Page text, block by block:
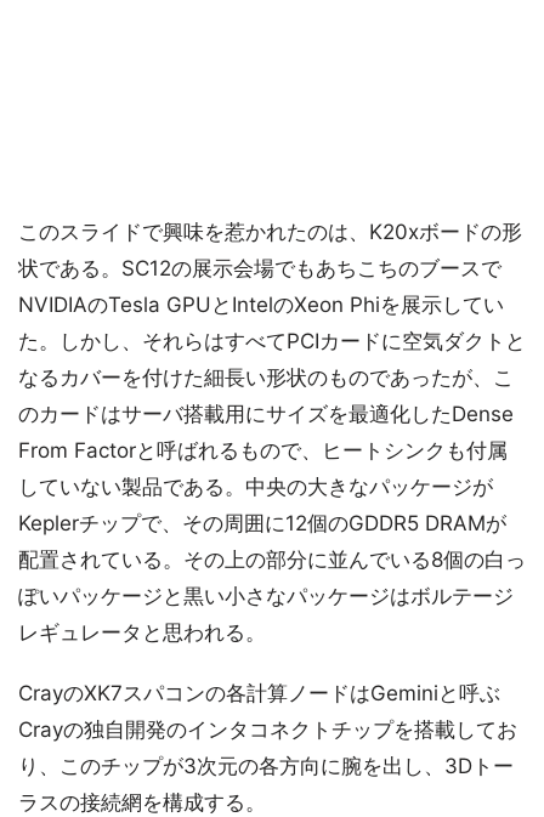
このスライドで興味を惹かれたのは、K20xボードの形
状である。SC12の展示会場でもあちこちのブースで
NVIDIAのTesla GPUとIntelのXeon Phiを展示してい
た。しかし、それらはすべてPCIカードに空気ダクトと
なるカバーを付けた細長い形状のものであったが、こ
のカードはサーバ搭載用にサイズを最適化したDense
From Factorと呼ばれるもので、ヒートシンクも付属
していない製品である。中央の大きなパッケージが
Keplerチップで、その周囲に12個のGDDR5 DRAMが
配置されている。その上の部分に並んでいる8個の白っ
ぽいパッケージと黒い小さなパッケージはボルテージ
レギュレータと思われる。
CrayのXK7スパコンの各計算ノードはGeminiと呼ぶ
Crayの独自開発のインタコネクトチップを搭載してお
り、このチップが3次元の各方向に腕を出し、3Dトー
ラスの接続網を構成する。